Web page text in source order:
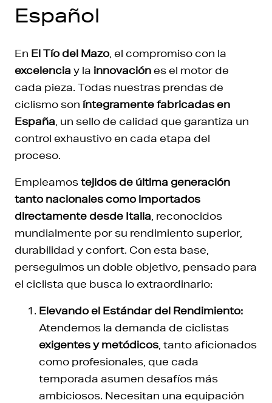
Español
En El Tío del Mazo , el compromiso con la
excelencia y la innovaciónes el motor de
cada pieza. Todas nuestras prendas de
ciclismo son íntegramente fabricadas en
España , un sello de calidad que garantiza un
control exhaustivo en cada etapa del
proceso.
Empleamostejidos de última generación
tanto nacionales como importados
directamente desde Italia , reconocidos
mundialmente por su rendimiento superior,
durabilidad y confort. Con esta base,
perseguimos un doble objetivo, pensado para
el ciclista que busca lo extraordinario:
Elevando el Estándar del Rendimiento:
Atendemos la demanda de ciclistas
exigentes y metódicos , tanto aficionados
como profesionales, que cada
temporada asumen desafíos más
ambiciosos. Necesitan una equipación